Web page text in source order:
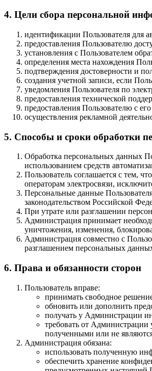
4. Цели сбора персональной
идентификации Пользователя для
предоставления Пользователю
установления с Пользователем
определения места нахождения
подтверждения достоверности и
создания учетной записи, если
уведомления Пользователя по
предоставления технической
предоставления Пользователю с
осуществления рекламной
5. Способы и сроки обработки
Обработка персональных данных
использованием средств
Пользователь соглашается с тем,
операторам электросвязи,
Персональные данные
законодательством Российской
При утрате или разглашении
Администрация принимает
уничтожения, изменения,
Администрация совместно с
разглашением персональных
6. Права и обязанности сторон
Пользователь вправе:
принимать свободное
обновить или дополнить
получать у Администрации
требовать от
полученными или не
Администрация обязана:
использовать полученную
обеспечить хранение